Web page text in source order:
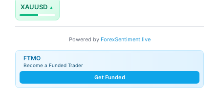
XAUUSD
Powered by ForexSentiment.live
FTMO
Become a Funded Trader
Get Funded